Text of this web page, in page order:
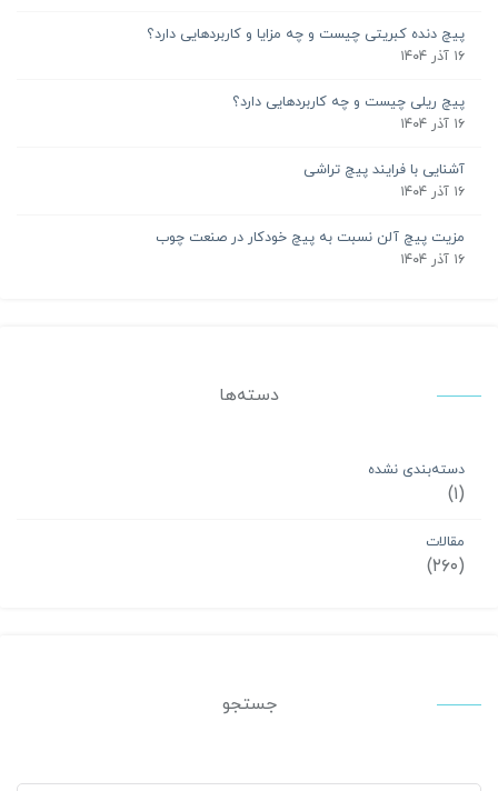
پیچ دنده کبریتی چیست و چه مزایا و کاربردهایی دارد؟
۱۶ آذر ۱۴۰۴
پیچ ریلی چیست و چه کاربردهایی دارد؟
۱۶ آذر ۱۴۰۴
آشنایی با فرایند پیچ تراشی
۱۶ آذر ۱۴۰۴
مزیت پیچ آلن نسبت به پیچ خودکار در صنعت چوب
۱۶ آذر ۱۴۰۴
دسته‌ها
دسته‌بندی نشده
(۱)
مقالات
(۲۶۰)
جستجو
جستجو